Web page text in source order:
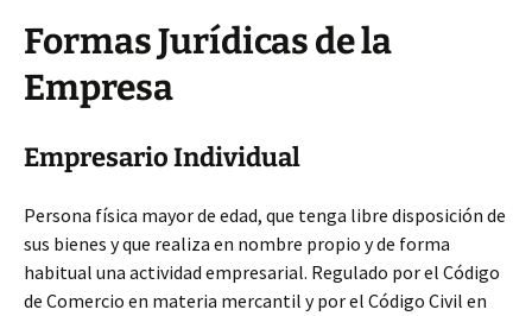
Formas Jurídicas de la
Empresa
Empresario Individual
Persona física mayor de edad, que tenga libre disposición de
sus bienes y que realiza en nombre propio y de forma
habitual una actividad empresarial. Regulado por el Código
de Comercio en materia mercantil y por el Código Civil en